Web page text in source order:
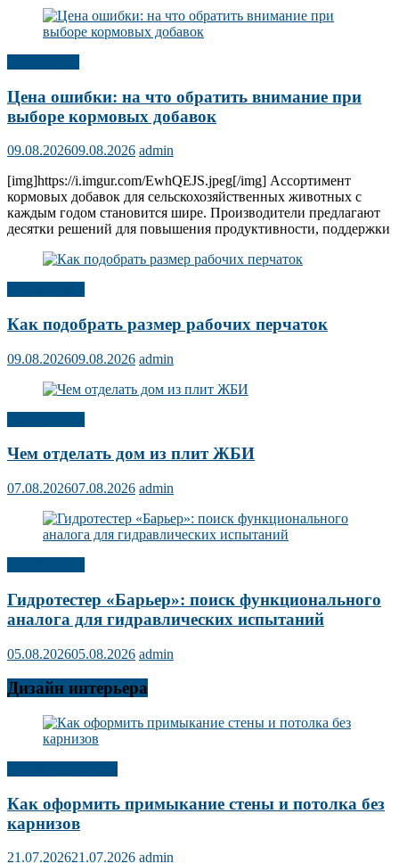
Цена ошибки: на что обратить внимание при
выборе кормовых добавок
09.08.202609.08.2026 admin
[img]https://i.imgur.com/EwhQEJS.jpeg[/img] Ассортимент
кормовых добавок для сельскохозяйственных животных с
каждым годом становится шире. Производители предлагают
десятки решений для повышения продуктивности, поддержки
Как подобрать размер рабочих перчаток
09.08.202609.08.2026 admin
Чем отделать дом из плит ЖБИ
07.08.202607.08.2026 admin
Гидротестер «Барьер»: поиск функционального
аналога для гидравлических испытаний
05.08.202605.08.2026 admin
Дизайн интерьера
Как оформить примыкание стены и потолка без
карнизов
21.07.202621.07.2026 admin